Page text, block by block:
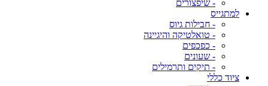
- שיפצורים
למתגייס
- חבילות גיוס
- טואלטיקה והיגיינה
- כפכפים
- שעונים
- תיקים ותרמילים
ציוד כללי